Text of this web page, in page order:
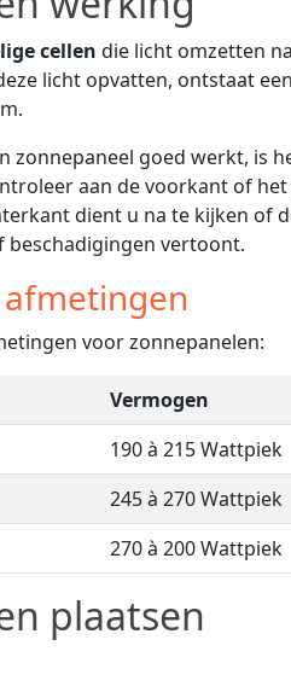
cellen die licht omzetten
licht opvatten, ontstaat
zonnepaneel goed werkt, is
aan de voorkant of
dient u na te kijken of
beschadigingen vertoont.
voor zonnepanelen:
Vermogen
190 à 215 Wattpiek
245 à 270 Wattpiek
270 à 200 Wattpiek
plaatsen